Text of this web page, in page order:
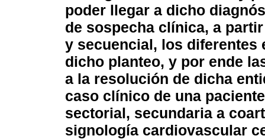
poder llegar a dicho
de sospecha clínica, a
y secuencial, los diferentes
dicho planteo, y por ende
a la resolución de dicha
caso clínico de una
sectorial, secundaria a
signología cardiovascular